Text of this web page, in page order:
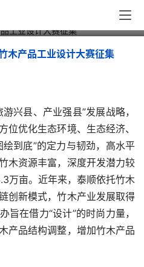
兴县、产业强县”发展战略，
位优化生态环境、生态经济、
到底”的定力与韧劲，高水平
木资源丰富，深度开发潜力较
万亩。近年来，泰顺依托竹木
创新模式，竹木产业发展取得
旨在借力“设计”的时尚力量，
产品结构调整，增加竹木产品